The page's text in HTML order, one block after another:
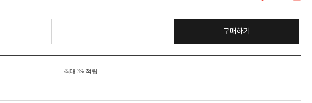
구매하기
최대 3% 적립